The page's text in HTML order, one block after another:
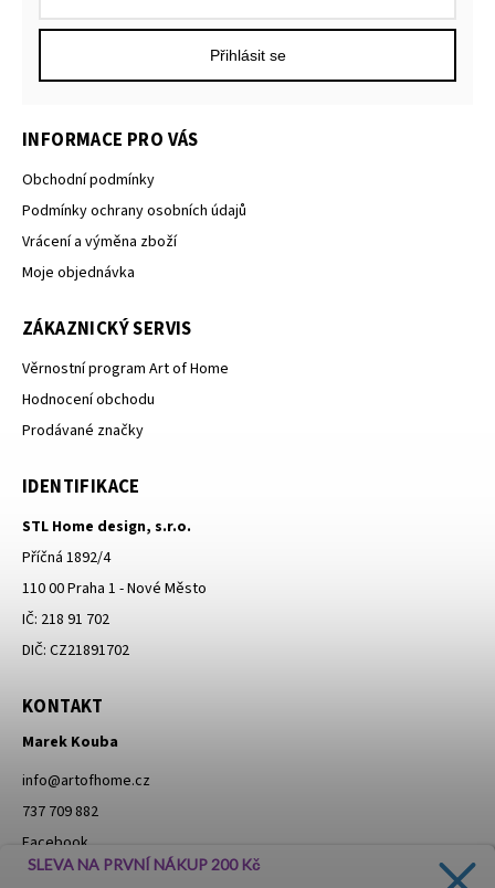
Přihlásit se
INFORMACE PRO VÁS
Obchodní podmínky
Podmínky ochrany osobních údajů
Vrácení a výměna zboží
Moje objednávka
ZÁKAZNICKÝ SERVIS
Věrnostní program Art of Home
Hodnocení obchodu
Prodávané značky
IDENTIFIKACE
STL Home design, s.r.o.
Příčná 1892/4
110 00 Praha 1 - Nové Město
IČ: 218 91 702
DIČ: CZ21891702
KONTAKT
Marek Kouba
info@artofhome.cz
737 709 882
Facebook
Instagram
SLEVA NA PRVNÍ NÁKUP 200 Kč